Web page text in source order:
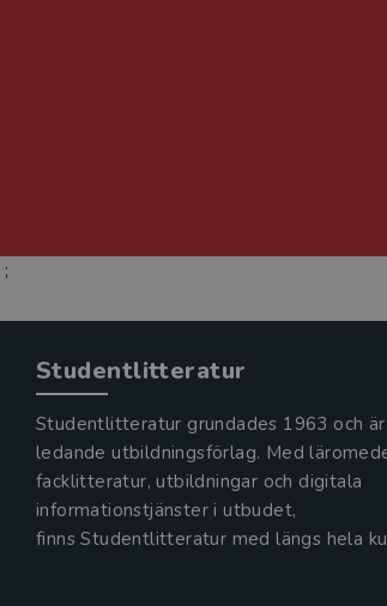
;
Studentlitteratur
Studentlitteratur grundades 1963 och
ledande utbildningsförlag. Med
facklitteratur, utbildningar och digitala
informationstjänster i utbudet,
finns Studentlitteratur med längs hela